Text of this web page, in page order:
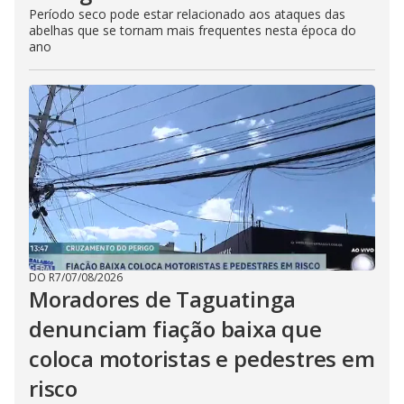
Período seco pode estar relacionado aos ataques das
abelhas que se tornam mais frequentes nesta época do
ano
DO R7/07/08/2026
Moradores de Taguatinga
denunciam fiação baixa que
coloca motoristas e pedestres em
risco